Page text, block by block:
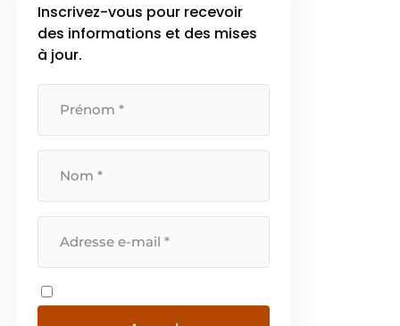
Inscrivez-vous pour recevoir
des informations et des mises
à jour.